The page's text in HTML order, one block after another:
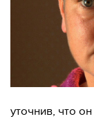
уточнив, что